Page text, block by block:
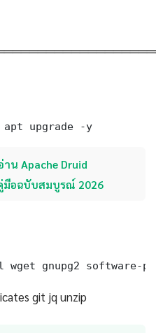
apt upgrade -y
น Apache Druid
มือฉบับสมบูรณ์ 2026
gnupg2 software-
git jq unzip